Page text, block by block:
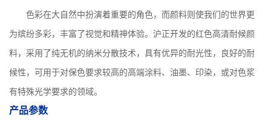
色彩在大自然中扮演着重要的角色，而颜料则使我们的世界更
为缤纷多彩，丰富了视觉和精神体验。沪正开发的红色高清耐候颜
料，采用了纯无机的纳米分散技术，具有优异的耐光性，良好的耐
候性，可用于对保色要求较高的高端涂料、油墨、印染，或对色浆
有特殊光学要求的领域。
产品参数